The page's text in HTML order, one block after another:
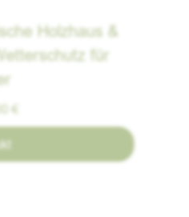
Holzhaus &
- Wetterschutz für
- 989,00
Produkt